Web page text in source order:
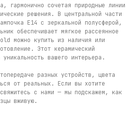
гармонично сочетая природные линии
решения. В центральной части
E14 с зеркальной полусферой,
обеспечивает мягкое рассеянное
можно купить из наличия или
Этот керамический
уникальность вашего интерьера.
разных устройств, цвета
от реальных. Если вы хотите
с нами — мы подскажем, как
вживую.